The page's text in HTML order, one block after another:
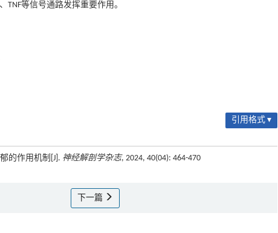
TNF等信号通路发挥重要作用。
引用格式 ▾
的作用机制[J]. 神经解剖学杂志, 2024, 40(04): 464-470
下一篇